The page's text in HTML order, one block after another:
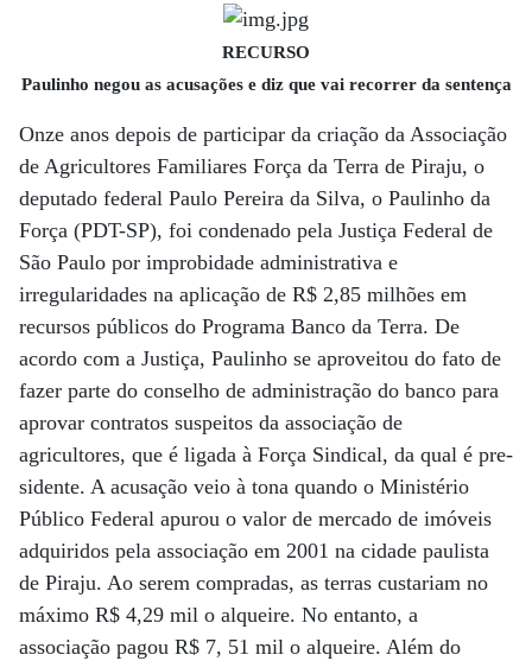
RECURSO
Paulinho negou as acusações e diz que vai recorrer da sentença
Onze anos depois de participar da criação da Associação
de Agricultores Familiares Força da Terra de Piraju, o
deputado federal Paulo Pereira da Silva, o Paulinho da
Força (PDT-SP), foi condenado pela Justiça Federal de
São Paulo por improbidade administrativa e
irregularidades na aplicação de R$ 2,85 milhões em
recursos públicos do Programa Banco da Terra. De
acordo com a Justiça, Paulinho se aproveitou do fato de
fazer parte do conselho de administração do banco para
aprovar contratos suspeitos da associação de
agricultores, que é ligada à Força Sindical, da qual é pre­
sidente. A acusação veio à tona quando o Ministério
Público Federal apurou o valor de mercado de imóveis
adquiridos pela associação em 2001 na cidade paulista
de Piraju. Ao serem compradas, as terras custariam no
máximo R$ 4,29 mil o alqueire. No entanto, a
associação pagou R$ 7, 51 mil o alqueire. Além do